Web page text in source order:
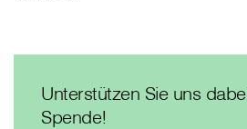
Unterstützen Sie uns
Spende!